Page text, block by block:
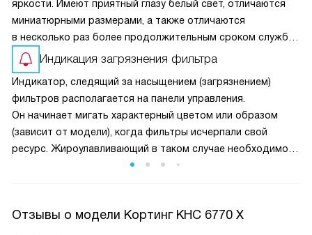
яркости. Имеют приятный глазу белый свет, отличаются
миниатюрными размерами, а также отличаются
в несколько раз более продолжительным сроком службы
по сравнению с обычными.
Индикация загрязнения фильтра
Индикатор, следящий за насыщением (загрязнением)
фильтров располагается на панели управления.
Он начинает мигать характерный цветом или образом
(зависит от модели), когда фильтры исчерпали свой
ресурс. Жироулавливающий в таком случае необходимо
помыть и почистить, а угольный — только заменить. Умная
Отзывы о модели Кортинг KHC 6770 X